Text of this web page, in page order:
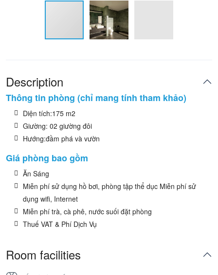
Description
Thông tin phòng (chỉ mang tính tham khảo)
Diện tích:175 m2
Giường: 02 giường đôi
Hướng:đầm phá và vườn
Giá phòng bao gồm
Ăn Sáng
Miễn phí sử dụng hồ bơi, phòng tập thể dục Miễn phí sử
dụng wifi, Internet
Miễn phí trà, cà phê, nước suối đặt phòng
Thuế VAT & Phí Dịch Vụ
Room facilities